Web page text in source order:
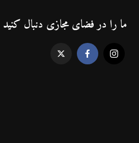
ما را در فضای مجازی دنبال کنید